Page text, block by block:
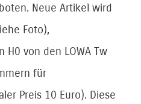
Neue Artikel wird
Foto),
von den LOWA Tw
für
Preis 10 Euro). Diese